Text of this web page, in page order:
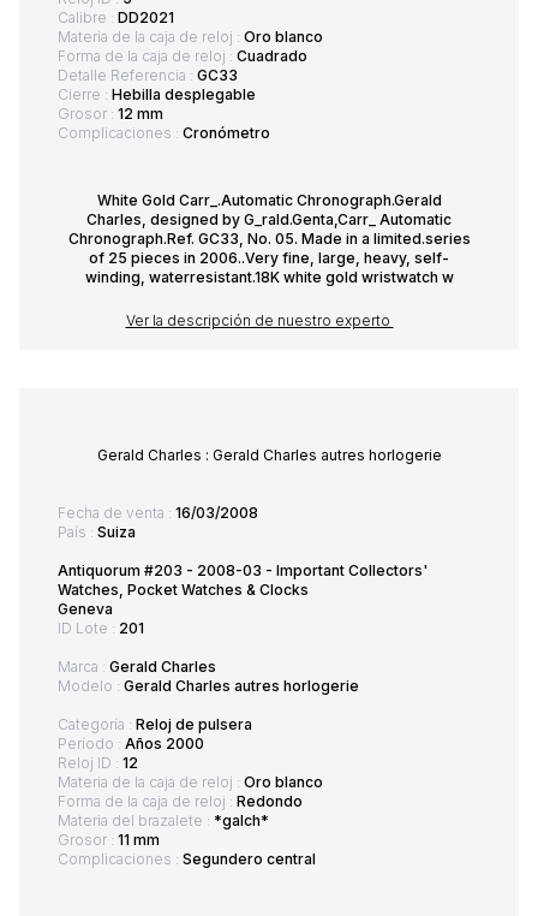
Calibre : DD2021
Materia de la caja de reloj : Oro blanco
Forma de la caja de reloj : Cuadrado
Detalle Referencia : GC33
Cierre : Hebilla desplegable
Grosor : 12 mm
Complicaciones : Cronómetro
White Gold Carr_.Automatic Chronograph.Gerald
Charles, designed by G_rald.Genta,Carr_ Automatic
Chronograph.Ref. GC33, No. 05. Made in a limited.series
of 25 pieces in 2006..Very fine, large, heavy, self-
winding, waterresistant.18K white gold wristwatch w
Ver la descripción de nuestro experto
Gerald Charles : Gerald Charles autres horlogerie
Fecha de venta : 16/03/2008
País : Suiza
Antiquorum #203 - 2008-03 - Important Collectors'
Watches, Pocket Watches & Clocks
Geneva
ID Lote : 201
Marca : Gerald Charles
Modelo : Gerald Charles autres horlogerie
Categoría : Reloj de pulsera
Período : Años 2000
Reloj ID : 12
Materia de la caja de reloj : Oro blanco
Forma de la caja de reloj : Redondo
Materia del brazalete : *galch*
Grosor : 11 mm
Complicaciones : Segundero central